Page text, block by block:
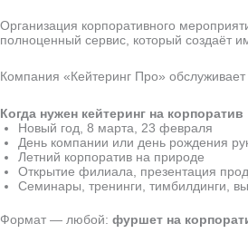
Организация корпоративного
полноценный сервис, который создаёт
Компания «Кейтеринг Про»
Когда нужен кейтеринг на корпоратив
Новый год, 8 марта, 23 февраля
День компании или день рождения
Летний корпоратив на природе
Открытие филиала, презентация
Семинары, тренинги, тимбилдинги,
Формат — любой: фуршет на